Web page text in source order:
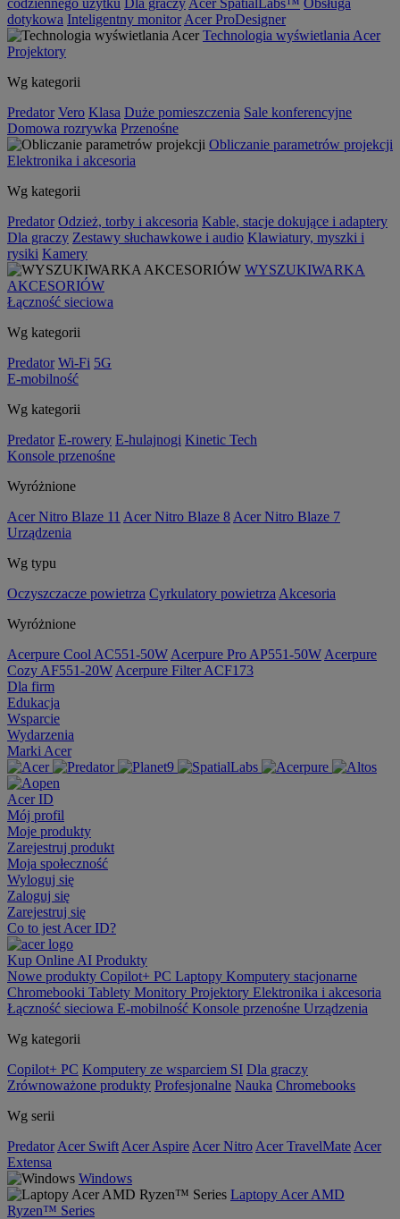
codziennego użytku Dla graczy Acer SpatialLabs™ Obsługa
dotykowa Inteligentny monitor Acer ProDesigner
Technologia wyświetlania Acer
Projektory
Wg kategorii
Predator Vero Klasa Duże pomieszczenia Sale konferencyjne
Domowa rozrywka Przenośne
Obliczanie parametrów projekcji
Elektronika i akcesoria
Wg kategorii
Predator Odzież, torby i akcesoria Kable, stacje dokujące i adaptery
Dla graczy Zestawy słuchawkowe i audio Klawiatury, myszki i
rysiki Kamery
WYSZUKIWARKA
AKCESORIÓW
Łączność sieciowa
Wg kategorii
Predator Wi-Fi 5G
E-mobilność
Wg kategorii
Predator E-rowery E-hulajnogi Kinetic Tech
Konsole przenośne
Wyróżnione
Acer Nitro Blaze 11 Acer Nitro Blaze 8 Acer Nitro Blaze 7
Urządzenia
Wg typu
Oczyszczacze powietrza Cyrkulatory powietrza Akcesoria
Wyróżnione
Acerpure Cool AC551-50W Acerpure Pro AP551-50W Acerpure
Cozy AF551-20W Acerpure Filter ACF173
Dla firm
Edukacja
Wsparcie
Wydarzenia
Marki Acer
Acer ID
Mój profil
Moje produkty
Zarejestruj produkt
Moja społeczność
Wyloguj się
Zaloguj się
Zarejestruj się
Co to jest Acer ID?
Kup Online AI Produkty
Nowe produkty Copilot+ PC Laptopy Komputery stacjonarne
Chromebooki Tablety Monitory Projektory Elektronika i akcesoria
Łączność sieciowa E-mobilność Konsole przenośne Urządzenia
Wg kategorii
Copilot+ PC Komputery ze wsparciem SI Dla graczy
Zrównoważone produkty Profesjonalne Nauka Chromebooks
Wg serii
Predator Acer Swift Acer Aspire Acer Nitro Acer TravelMate Acer
Extensa
Windows
Laptopy Acer AMD
Ryzen™ Series